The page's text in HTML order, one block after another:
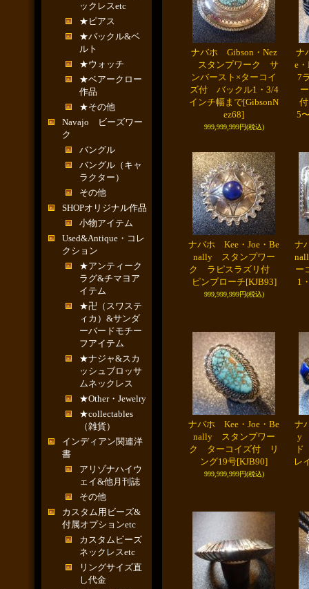
ックレスetc
★ピアス
★バックル&ベ
ルト
★ウォッチ
★ベアークロー
作品
★その他
Navajo ビーズワー
ク
バングル
バングル（キャ
ラクター）
その他
SHOPオリジナル作品
小物アイテム
Used&Antique・コレ
クション
★アンティーク
ラグ&チマヨア
イテム
★卍（スワステ
ィカ）&サンダ
ーバードモチー
フアイテム
★ナジャ&スカ
ッシュブロッサ
ムネックレス
★Other・Jewelry
★collectables
（雑貨）
インディアン関連洋
書
アリゾナハイウ
ェイ&他月刊誌
その他
カスタム用ビーズ&
付属オプションetc
カスタムビーズ
ネックレスetc
リングサイズ直
し代金
ナバホ Gibson・Nez
スタンプワーク サ
ンバースト×ターコイ
ズ付 バックル1・3/4
インチ幅まで[GibsonN
ez68]
999,999,999円(税込)
ナ
e
7
5
ナバホ Kee・Joe・Be
nally スタンプワー
ク ラピスラズリ付
ピンブローチ[KJB93]
999,999,999円(税込)
ナ
ー
1
ナバホ Kee・Joe・Be
nally スタンプワー
ク ターコイズ付 リ
ング19号[KJB90]
999,999,999円(税込)
ナ
y
ド
レ